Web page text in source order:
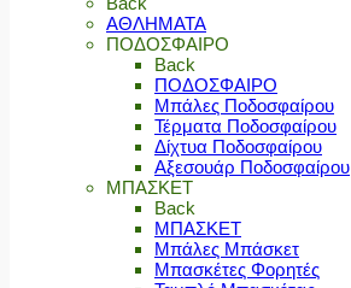
ΑΘΛΗΜΑΤΑ
ΠΟΔΟΣΦΑΙΡΟ
Back
ΠΟΔΟΣΦΑΙΡΟ
Μπάλες Ποδοσφαίρου
Τέρματα Ποδοσφαίρου
Δίχτυα Ποδοσφαίρου
Αξεσουάρ Ποδοσφαίρου
ΜΠΑΣΚΕΤ
Back
ΜΠΑΣΚΕΤ
Μπάλες Μπάσκετ
Μπασκέτες Φορητές